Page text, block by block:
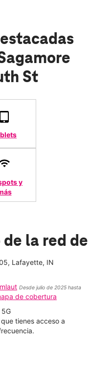
St
y
la red de
, Lafayette, IN
Desde julio de 2025 hasta
de cobertura
tienes acceso a